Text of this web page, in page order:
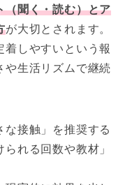
（聞く・読む）とア
が大切とされます。
しやすいという報
や生活リズムで継続
な接触」を推奨する
れる回数や教材」